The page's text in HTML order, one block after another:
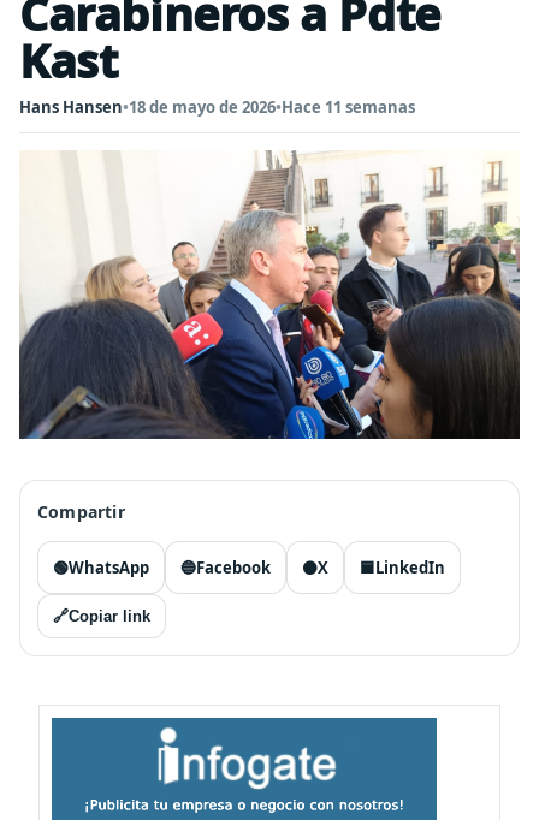
Carabineros a Pdte
Kast
Hans Hansen•18 de mayo de 2026•Hace 11 semanas
Compartir
🟢WhatsApp 🔵Facebook ⚫X 🟦LinkedIn
🔗Copiar link